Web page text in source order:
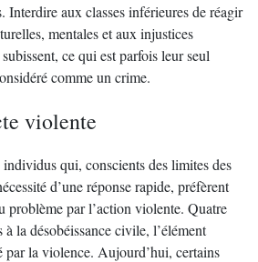
Interdire aux classes inférieures de réagir
mentales et aux injustices
ce qui est parfois leur seul
comme un crime.
violente
qui, conscients des limites des
d’une réponse rapide, préfèrent
problème par l’action violente. Quatre
la désobéissance civile, l’élément
par la violence. Aujourd’hui, certains